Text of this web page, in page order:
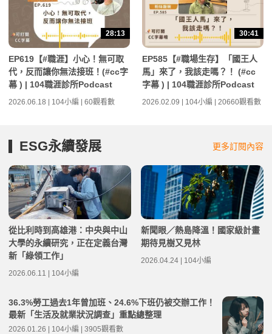
28:13
EP619【#職涯】小心！無可取
代，反而讓你無法接班！(#cc字
幕 ) | 104職涯診所Podcast
2026.06.18 | 104小編 | 60觀看數
30:41
EP585【#職場生存】「國王人
馬」來了，我該走嗎？！ (#cc
字幕 ) | 104職涯診所Podcast
2026.02.09 | 104小編 | 20660觀看數
ESG永續發展 更多訂閱內容
從比利時到高雄港：中央與中山
大學的永續研究，正在定義台灣
新「綠領工作」
2026.06.11 | 104小編
新聞眼／熱島降溫！國家級計畫
期待見樹又見林
2026.04.24 | 104小編
36.3%勞工過去1年曾加班、24.6%下班仍被交辦工作！
最新「生活及就業狀況調查」重點總整理
2026.01.26 | 104小編 | 3905觀看數